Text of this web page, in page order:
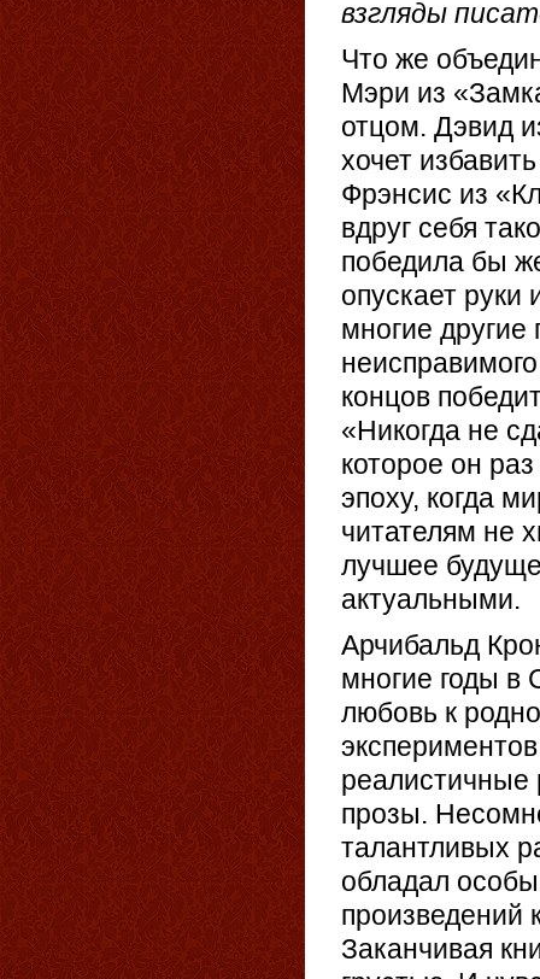
взгляды
Что же
Мэри из
отцом. Дэвид
хочет
Фрэнсис из
вдруг себя
победила бы
опускает руки
многие
концов
«Никогда не
которое он
эпоху, когда
читателям не
лучшее
актуальными.
Арчибальд
многие годы
любовь к
реалистичные
прозы.
талантливых
обладал
произведений
Заканчивая